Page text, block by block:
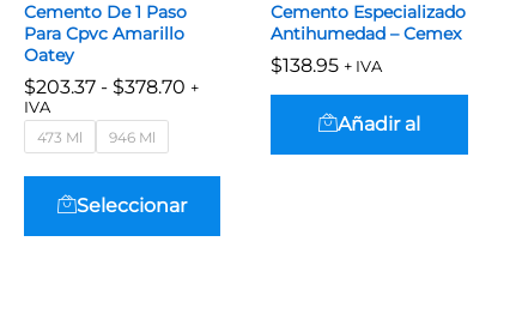
Cemento De 1 Paso
Para Cpvc Amarillo
Oatey
$203.37 - $378.70Rango
hasta
$378.70
+
IVA
473 Ml
946 Ml
$203.37 $378.70
Seleccionar
Cemento Especializado
Antihumedad – Cemex
$138.95 + IVA
$138.95
Añadir al